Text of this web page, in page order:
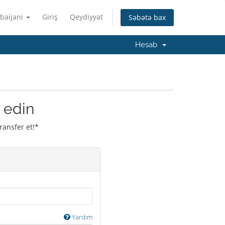
Giriş Qeydiyyat Səbətə bax
Hesab
edin
et!*
Yardım